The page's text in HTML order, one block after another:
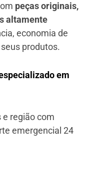
peças originais,
altamente
economia de
produtos.
em
e regiãocom
emergencial 24